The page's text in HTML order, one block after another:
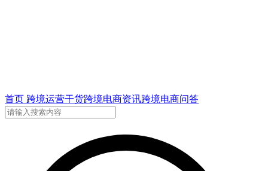
首页 跨境运营干货跨境电商资讯跨境电商问答